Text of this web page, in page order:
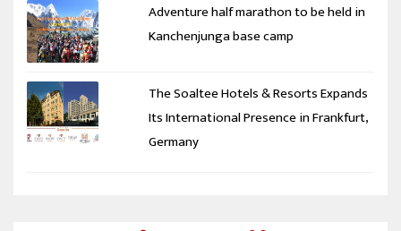
Adventure half marathon to be held in
Kanchenjunga base camp
The Soaltee Hotels & Resorts Expands
Its International Presence in Frankfurt,
Germany